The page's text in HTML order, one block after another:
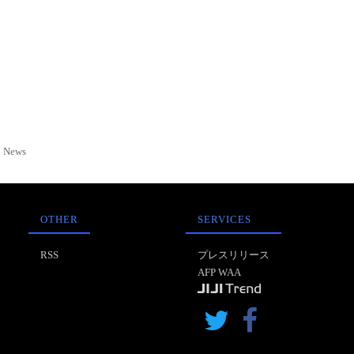
OTHER
RSS
SERVICES
プレスリリース
AFP WAA